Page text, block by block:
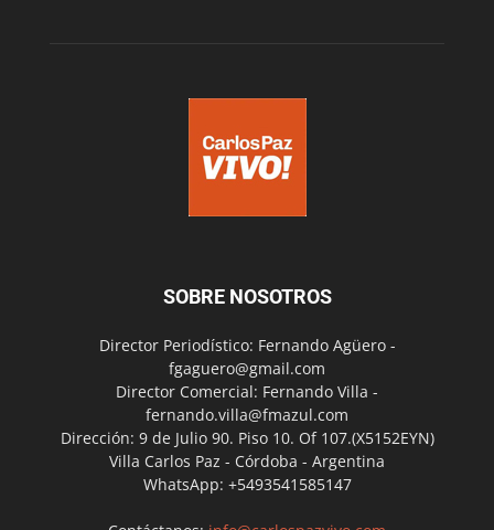
SOBRE NOSOTROS
Director Periodístico: Fernando Agüero -
fgaguero@gmail.com
Director Comercial: Fernando Villa -
fernando.villa@fmazul.com
Dirección: 9 de Julio 90. Piso 10. Of 107.(X5152EYN)
Villa Carlos Paz - Córdoba - Argentina
WhatsApp: +5493541585147